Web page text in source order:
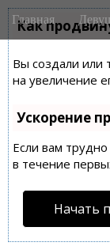
Как
Вы создали или
на увеличение
Ускорение
Если вам
в течение
Начать
M
a
n
m
e
n
u
i
Главная